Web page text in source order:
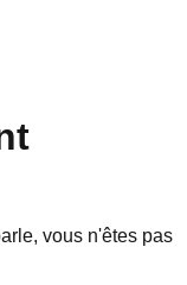
vous n'êtes pas